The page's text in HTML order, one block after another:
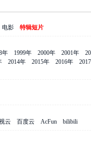
电影 特辑短片
年 1999年 2000年 2001年
2014年 2015年 2016年
云 百度云 AcFun bilibili